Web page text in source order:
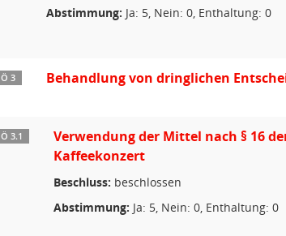
Abstimmung: Ja: 5, Nein: 0, Enthaltung: 0
Ö 3 Behandlung von dringlichen
Ö 3.1
Verwendung der Mittel nach § 16
Kaffeekonzert
Beschluss: beschlossen
Abstimmung: Ja: 5, Nein: 0, Enthaltung: 0